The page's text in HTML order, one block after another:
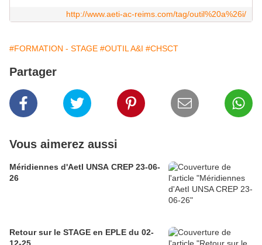
http://www.aeti-ac-reims.com/tag/outil%20a%26i/
#FORMATION - STAGE #OUTIL A&I #CHSCT
Partager
Vous aimerez aussi
Méridiennes d'AetI UNSA CREP 23-06-
26
Retour sur le STAGE en EPLE du 02-
12-25